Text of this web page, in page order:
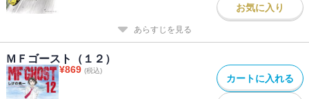
お気に入り
あらすじを見る
ＭＦゴースト（１２）
¥869 (税込)
カートに入れる